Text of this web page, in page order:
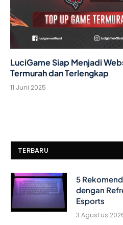
LuciGame Siap Menjadi
Termurah dan Terlengkap
11 Juni 2025
TERBARU
5
dengan
Esports
3 Agustus